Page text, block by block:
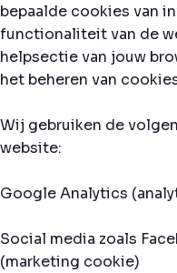
bepaalde cookies van
functionaliteit van de
helpsectie van jouw
het beheren van
Wij gebruiken de
website:
Google Analytics
Social media zoals
(marketing cookie)